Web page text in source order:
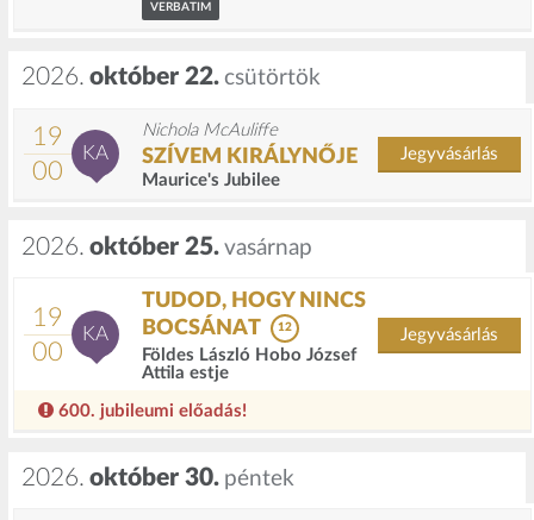
VERBATIM
2026. október 22. csütörtök
19
00
KA
Nichola McAuliffe
SZÍVEM KIRÁLYNŐJE
Maurice's Jubilee
Jegyvásárlás
2026. október 25. vasárnap
19
00
KA
TUDOD, HOGY NINCS
BOCSÁNAT
12
Földes László Hobo József
Attila estje
Jegyvásárlás
600. jubileumi előadás!
2026. október 30. péntek